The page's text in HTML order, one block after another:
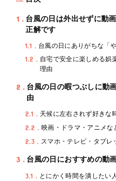
1
台風の日は外出せずに動
正解です
1.1 台風の日にありがちな「
1.2
自宅で安全に楽しめる娯
理由
2
台風の日の暇つぶしに動
由
2.1 天候に左右されず好きな
2.2 映画・ドラマ・アニメな
2.3 スマホ・テレビ・タブレ
3 台風の日におすすめの動
3.1 とにかく時間を潰したい